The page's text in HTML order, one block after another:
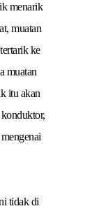
menarik
muatan
ke
muatan
itu akan
tidak di